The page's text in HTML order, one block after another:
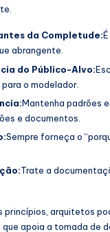
da Completude:
abrangente.
do Público-Alvo:
o modelador.
Mantenha padrões
e documentos.
Sempre forneça o
Trate a
princípios, arquitetos
apoia a tomada de